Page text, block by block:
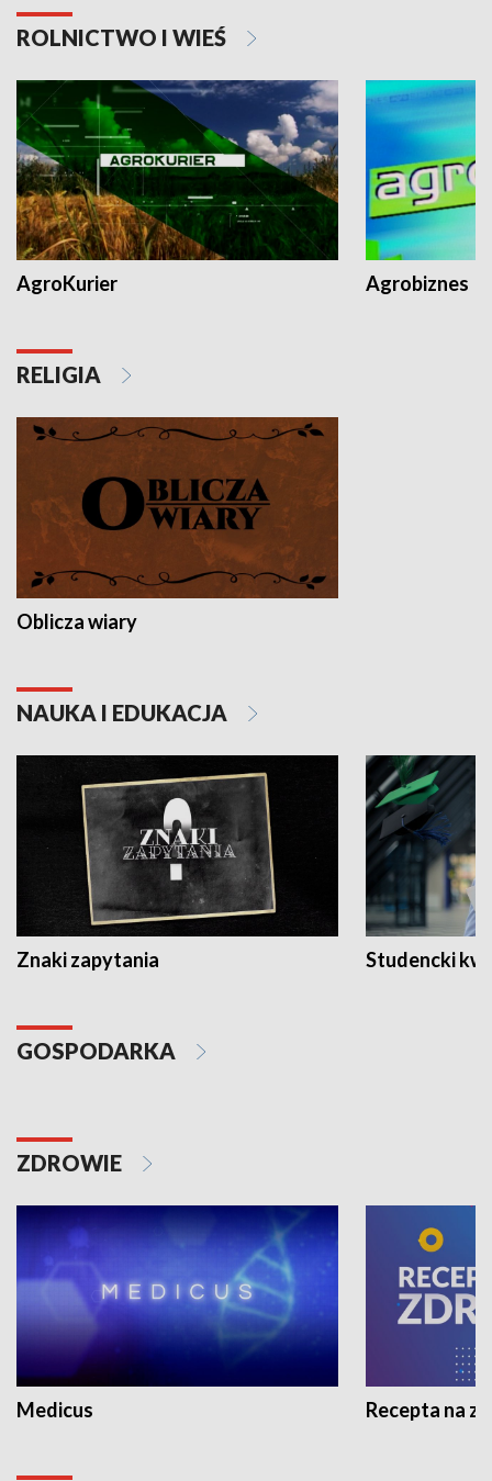
ROLNICTWO I WIEŚ
AgroKurier Agrobiznes
RELIGIA
Oblicza wiary
NAUKA I EDUKACJA
Znaki zapytania Studencki
GOSPODARKA
ZDROWIE
Medicus Recepta na